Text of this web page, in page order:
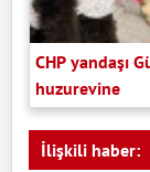
CHP yandaşı
huzurevine
İlişkili haber: